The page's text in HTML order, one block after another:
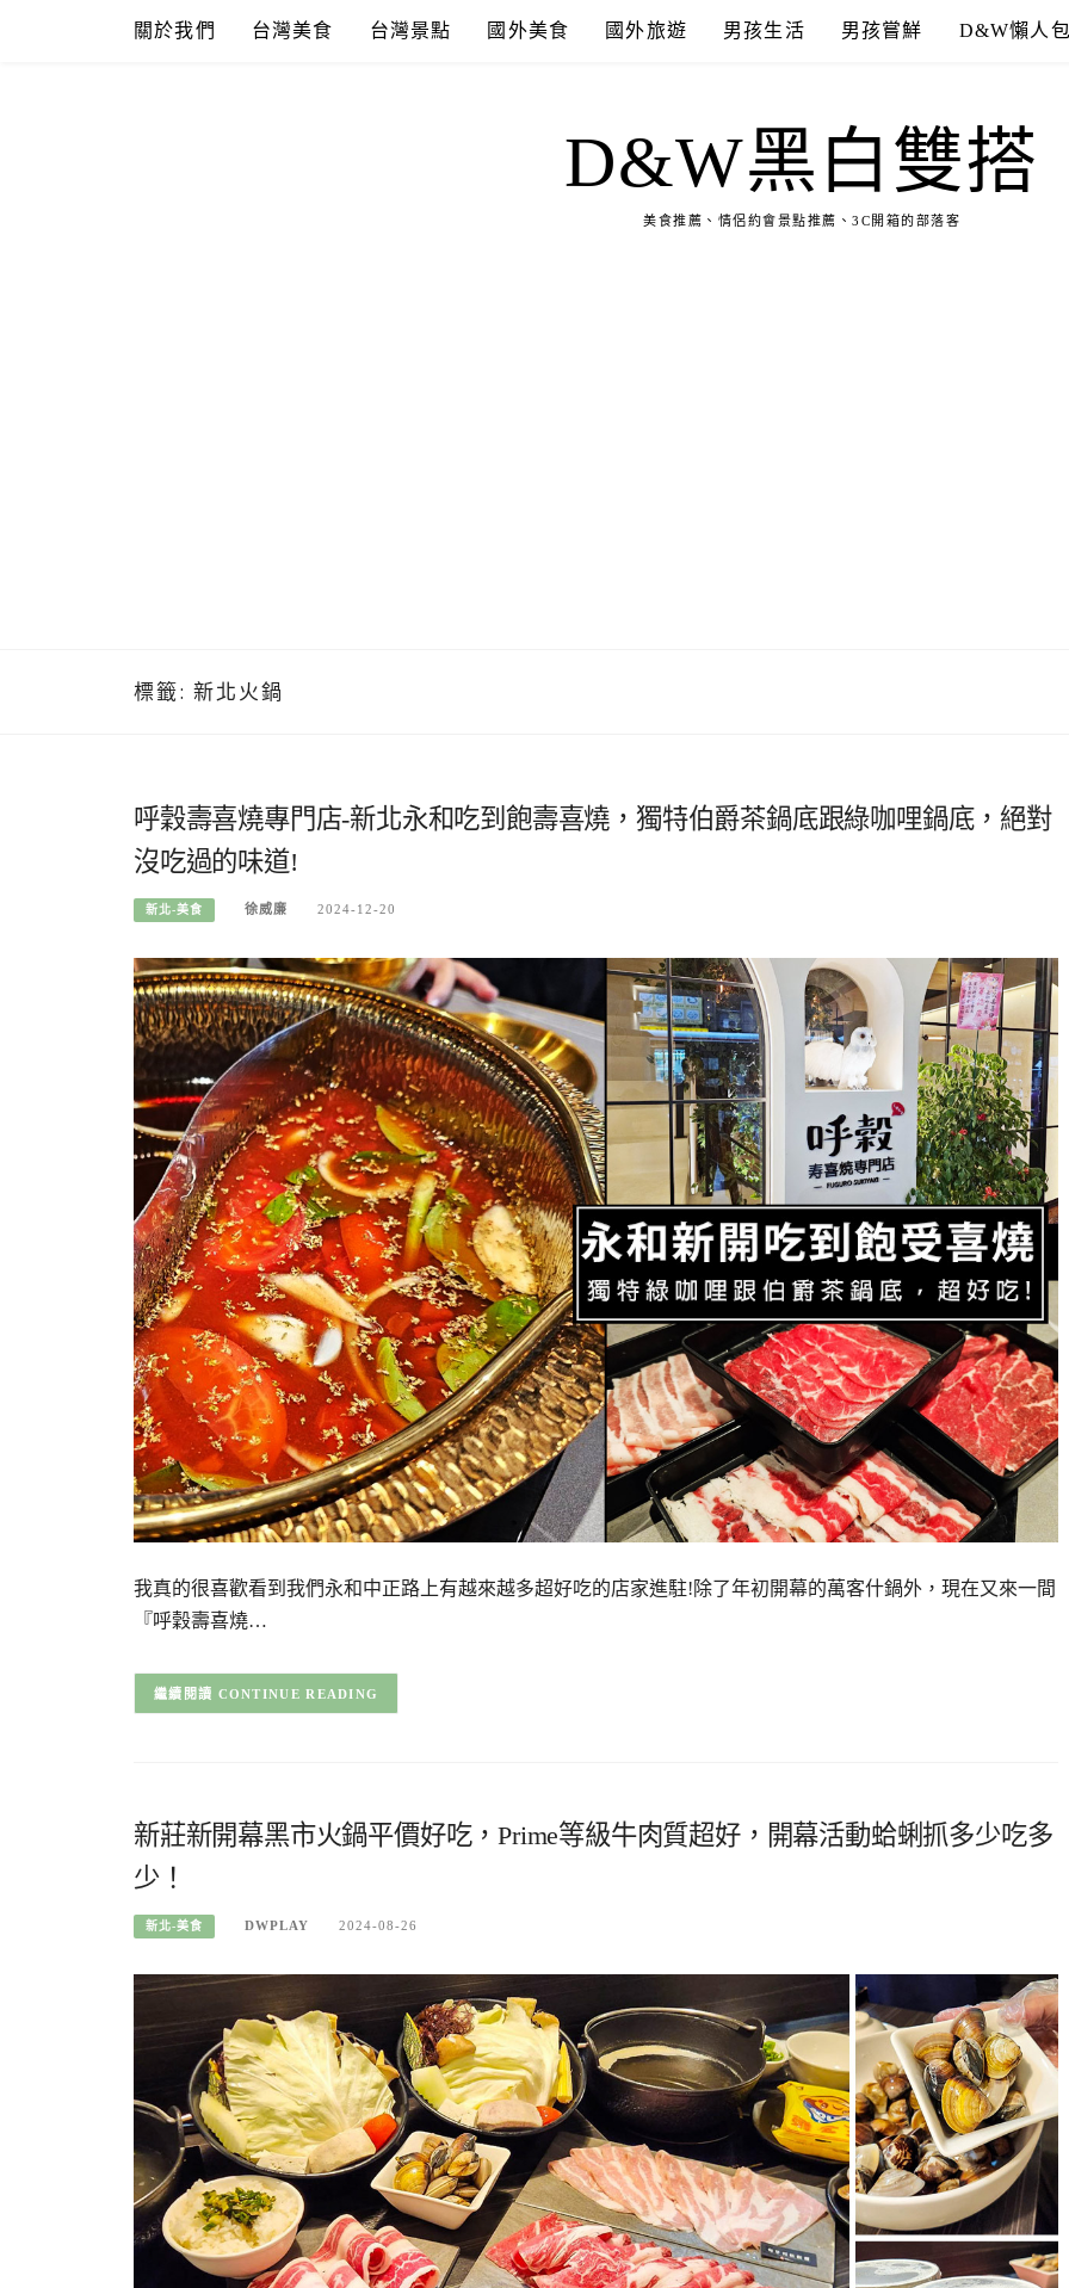
關於我們 台灣美食 台灣景點 國外美食 國外旅遊 男孩生活 男孩嘗鮮 D&W懶人
D&W黑白雙搭
美食推薦、情侶約會景點推薦、3C開箱的部落客
標籤: 新北火鍋
呼穀壽喜燒專門店-新北永和吃到飽壽喜燒，獨特伯爵茶鍋底跟綠咖哩鍋底，絕對
沒吃過的味道!
新北-美食 徐威廉 2024-12-20
我真的很喜歡看到我們永和中正路上有越來越多超好吃的店家進駐!除了年初開幕的萬客什鍋外，現在又來一間
『呼穀壽喜燒…
CONTINUE READING
新莊新開幕黑市火鍋平價好吃，Prime等級牛肉質超好，開幕活動蛤蜊抓多少吃多
少！
新北-美食 DWPLAY 2024-08-26